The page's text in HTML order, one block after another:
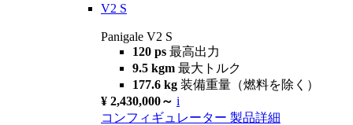
V2 S
Panigale V2 S
120 ps 最高出力
9.5 kgm 最大トルク
177.6 kg 装備重量（燃料を除く）
¥ 2,430,000～ i
コンフィギュレーター 製品詳細